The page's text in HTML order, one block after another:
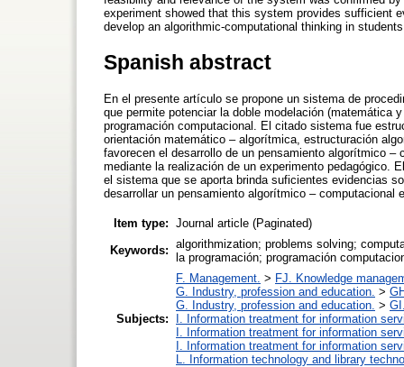
experiment showed that this system provides sufficient
develop an algorithmic-computational thinking in
Spanish abstract
En el presente artículo se propone un sistema de
que permite potenciar la doble modelación (matemática
programación computacional. El citado sistema fue
orientación matemático – algorítmica, estructuración
favorecen el desarrollo de un pensamiento algorítmico
mediante la realización de un experimento pedagógico.
el sistema que se aporta brinda suficientes evidencias
desarrollar un pensamiento algorítmico –
Item type: Journal article (Paginated)
Keywords: algorithmization; problems solving;
la programación; programación
Subjects:
F. Management. > FJ. Knowledge
G. Industry, profession and education. >
G. Industry, profession and education. >
I. Information treatment for information
I. Information treatment for information
I. Information treatment for information
L. Information technology and library